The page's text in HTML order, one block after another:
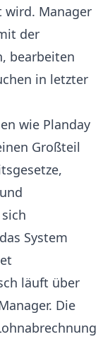
wird. Manager
der
bearbeiten
in letzter
wie Planday
Großteil
System
läuft über
Die